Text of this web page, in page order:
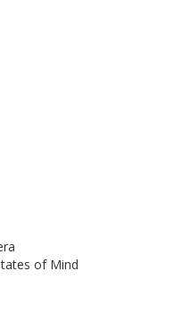
of Mind